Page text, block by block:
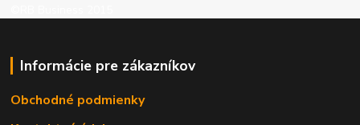
Informácie pre zákazníkov
Obchodné podmienky